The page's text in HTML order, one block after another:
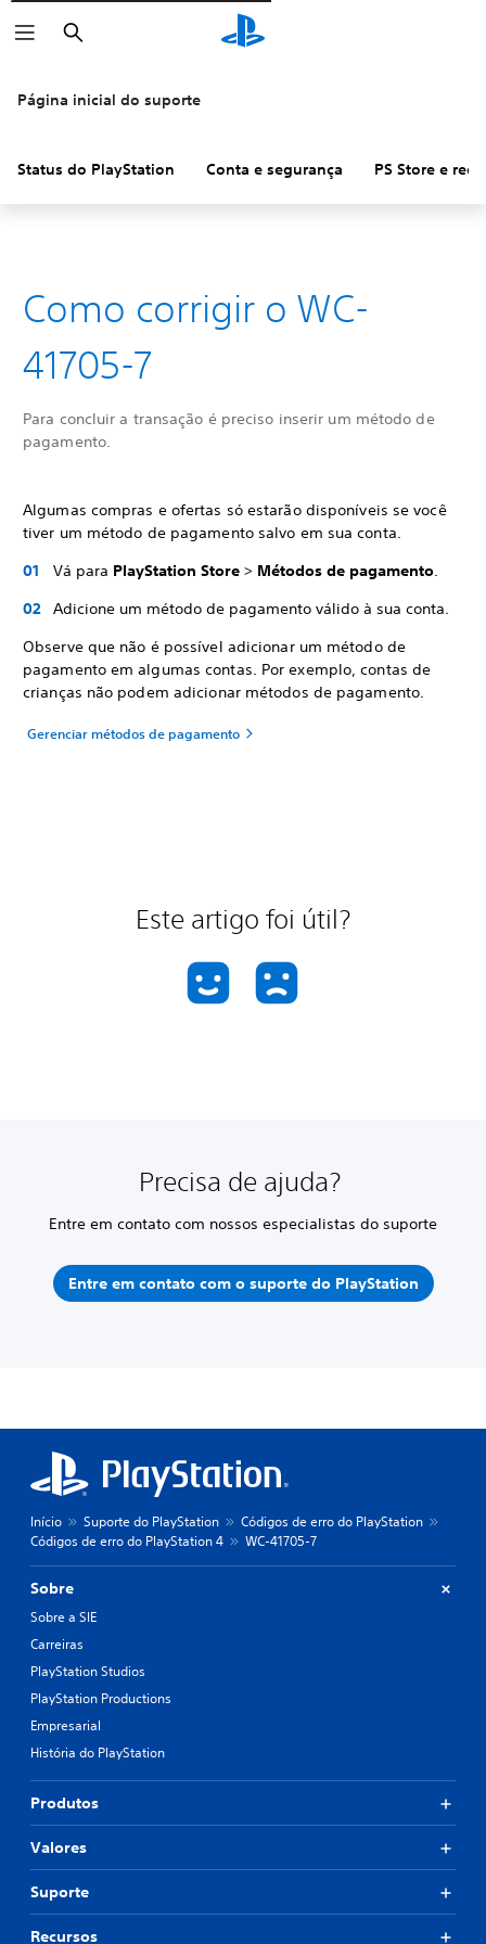
Pesquisar
Página inicial do suporte
Status do PlayStation Conta e segurança PS Store e
Como corrigir o WC-
41705-7
Para concluir a transação é preciso inserir um método de
pagamento.
Algumas compras e ofertas só estarão disponíveis se você
tiver um método de pagamento salvo em sua conta.
Vá para PlayStation Store > Métodos de pagamento.
Adicione um método de pagamento válido à sua conta.
Observe que não é possível adicionar um método de
pagamento em algumas contas. Por exemplo, contas de
crianças não podem adicionar métodos de pagamento.
Gerenciar métodos de pagamento
Este artigo foi útil?
Precisa de ajuda?
Entre em contato com nossos especialistas do suporte
Entre em contato com o suporte do PlayStation
Início Suporte do PlayStation
Códigos de erro do PlayStation
Códigos de erro do PlayStation 4
WC-41705-7
Sobre
Sobre a SIE
Carreiras
PlayStation Studios
PlayStation Productions
Empresarial
História do PlayStation
Produtos
Valores
Suporte
Recursos